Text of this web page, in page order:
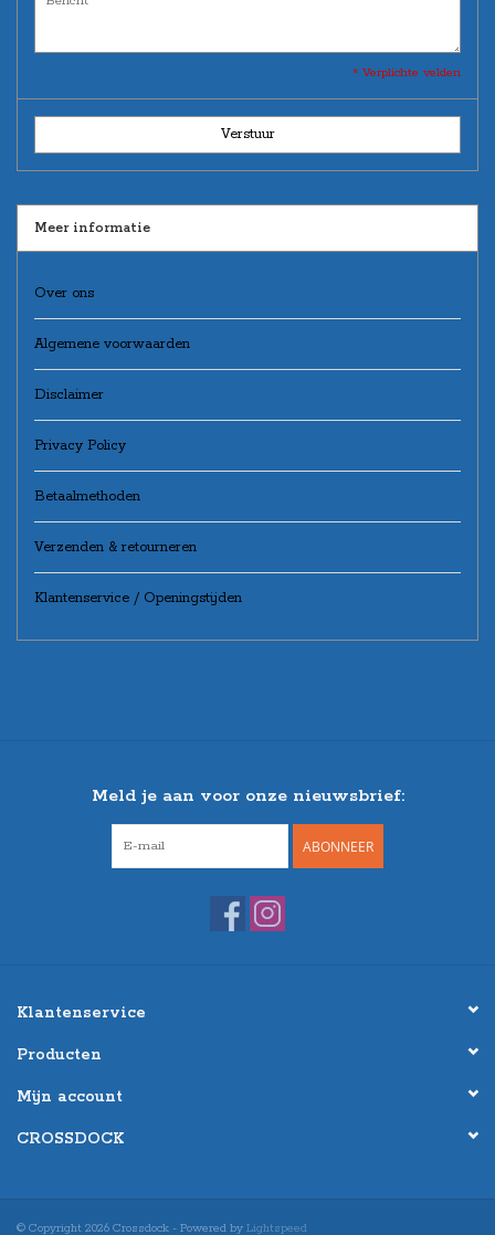
* Verplichte velden
Verstuur
Meer informatie
Over ons
Algemene voorwaarden
Disclaimer
Privacy Policy
Betaalmethoden
Verzenden & retourneren
Klantenservice / Openingstijden
Meld je aan voor onze nieuwsbrief:
ABONNEER
Klantenservice
Producten
Mijn account
CROSSDOCK
© Copyright 2026 Crossdock - Powered by Lightspeed